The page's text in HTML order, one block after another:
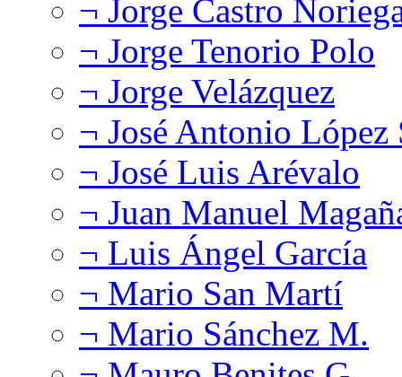
¬ Jorge Castro
¬ Jorge Tenorio Polo
¬ Jorge Velázquez
¬ José Antonio López
¬ José Luis Arévalo
¬ Juan Manuel
¬ Luis Ángel García
¬ Mario San Martí
¬ Mario Sánchez M.